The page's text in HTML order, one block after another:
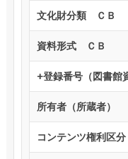
文化財分類 ＣＢ
資料形式 ＣＢ
+登録番号（図書館
所有者（所蔵者）
コンテンツ権利区分